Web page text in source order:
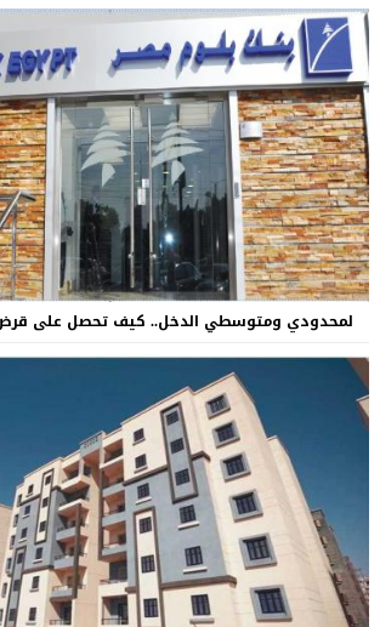
لمحدودي ومتوسطي الدخل.. كيف تحصل على قرض